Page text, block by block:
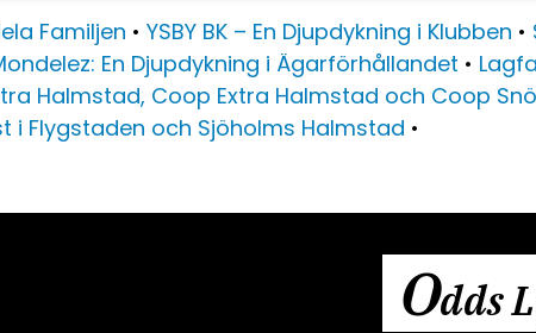
Familjen • YSBY BK – En Djupdykning i Klubben •
En Djupdykning i Ägarförhållandet •
Halmstad, Coop Extra Halmstad och Coop
i Flygstaden och Sjöholms Halmstad •
Odds